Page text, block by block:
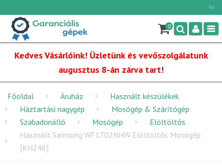
×
0
Kedves Vásárlóink! Üzletünk és vevőszolgálatunk
augusztus 8-án zárva tart!
Főoldal Áruház
Használt készülékek
Háztartási nagygép
Mosógép & Szárítógép
Szabadonálló
Mosógép
Elöltöltős
Használt Samsung WF1702NHW Elöltöltős Mosógép
[KH248]